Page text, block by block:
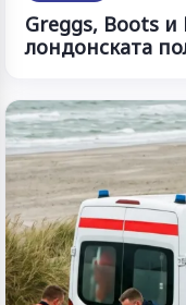
Greggs, Boots и
лондонската